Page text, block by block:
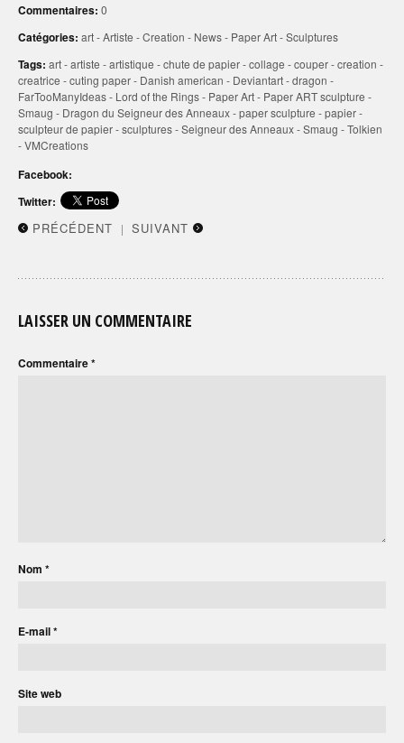
Commentaires: 0
Catégories: art-Artiste -Creation - News- Paper Art-Sculptures
Tags: art-artiste -artistique -chute de papier-collage -couper-creation -
creatrice -cuting paper- Danish american - Deviantart-dragon -
FarTooManyIdeas- Lord of the Rings- Paper Art- Paper ART sculpture -
Smaug - Dragon du Seigneur des Anneaux-paper sculpture -papier-
sculpteur de papier-sculptures-Seigneur des Anneaux-Smaug -Tolkien
-VMCreations
Facebook:
Twitter:
PRÉCÉDENT | SUIVANT
LAISSER UN COMMENTAIRE
Commentaire*
Nom *
E-mail*
Site web